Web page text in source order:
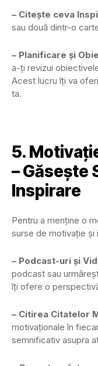
– Citește ceva
sau două dintr-o
– Planificare și
a-ți revizui
Acest lucru îți va
ta.
5.
– Găsește
Inspirare
Pentru a menține o
surse de motivație și
– Podcast-uri și
podcast sau
îți ofere o
– Citirea Citatelor
motivaționale în
semnificativ asupra